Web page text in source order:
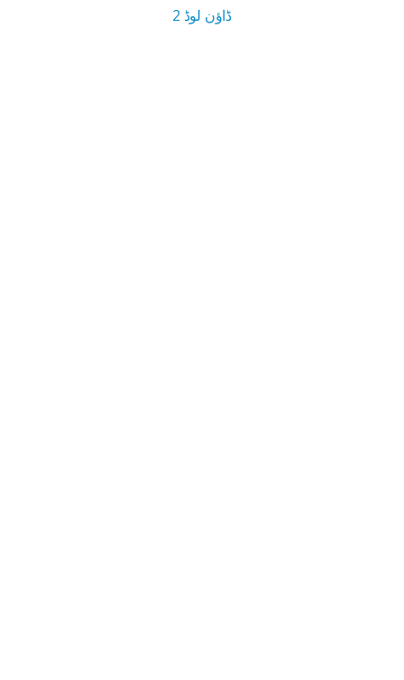
ڈاؤن لوڈ 2